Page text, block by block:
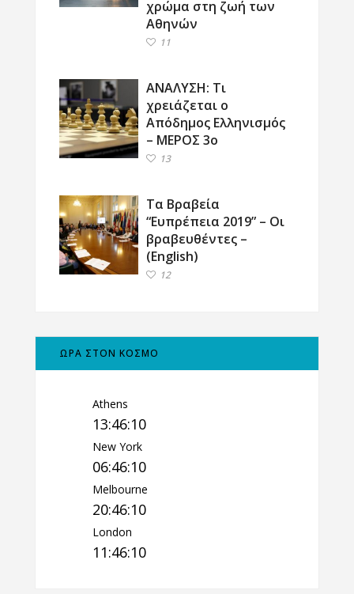
χρώμα στη ζωή των
Αθηνών
11
ΑΝΑΛΥΣΗ: Τι
χρειάζεται ο
Απόδημος Ελληνισμός
– ΜΕΡΟΣ 3ο
13
Τα Βραβεία
“Ευπρέπεια 2019” – Οι
βραβευθέντες –
(English)
12
ΩΡΑ ΣΤΟΝ ΚΟΣΜΟ
Athens
13:46:11
New York
06:46:11
Melbourne
20:46:11
London
11:46:11